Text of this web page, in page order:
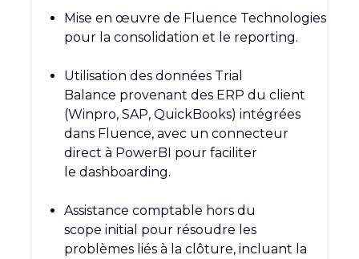
Mise en œuvre de Fluence Technologies
pour la consolidation et le reporting.
Utilisation des données Trial
Balance provenant des ERP du client
(Winpro, SAP, QuickBooks) intégrées
dans Fluence, avec un connecteur
direct à PowerBI pour faciliter
le dashboarding.
Assistance comptable hors du
scope initial pour résoudre les
problèmes liés à la clôture, incluant la